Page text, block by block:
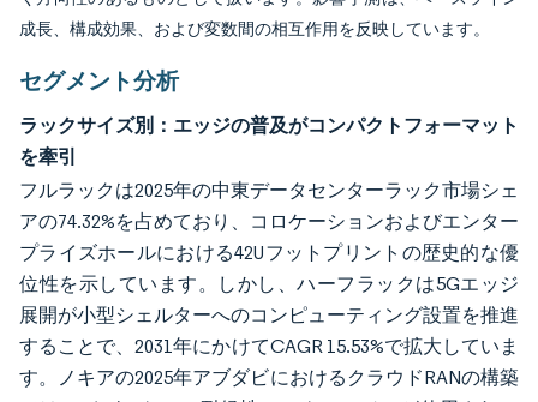
成長、構成効果、および変数間の相互作用を反映しています。
セグメント分析
ラックサイズ別：エッジの普及がコンパクトフォーマット
を牽引
フルラックは2025年の中東データセンターラック市場シェ
アの74.32%を占めており、コロケーションおよびエンター
プライズホールにおける42Uフットプリントの歴史的な優
位性を示しています。しかし、ハーフラックは5Gエッジ
展開が小型シェルターへのコンピューティング設置を推進
することで、2031年にかけてCAGR 15.53%で拡大していま
す。ノキアの2025年アブダビにおけるクラウドRANの構築